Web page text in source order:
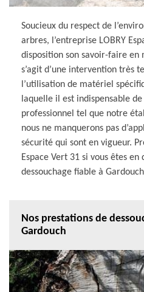
Soucieux du respect de
arbres, l’entreprise LOBRY
disposition son savoir-faire en
s’agit d’une intervention très
l’utilisation de matériel
laquelle il est indispensable
professionnel tel que notre
nous ne manquerons pas
sécurité qui sont en vigueur.
Espace Vert 31 si vous êtes
dessouchage fiable à
Nos prestations de
Gardouch